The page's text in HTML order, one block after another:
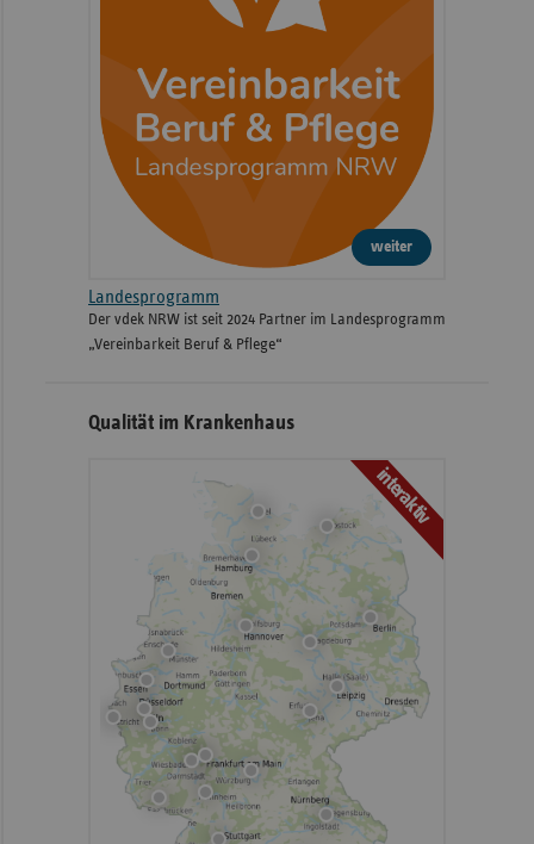
weiter
Landesprogramm
Der vdek NRW ist seit 2024 Partner im Landesprogramm
„Vereinbarkeit Beruf & Pflege“
Qualität im Krankenhaus
interaktiv